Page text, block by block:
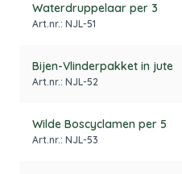
Waterdruppelaar per 3
Art.nr.: NJL-51
Bijen-Vlinderpakket in jute
Art.nr.: NJL-52
Wilde Boscyclamen per 5
Art.nr.: NJL-53